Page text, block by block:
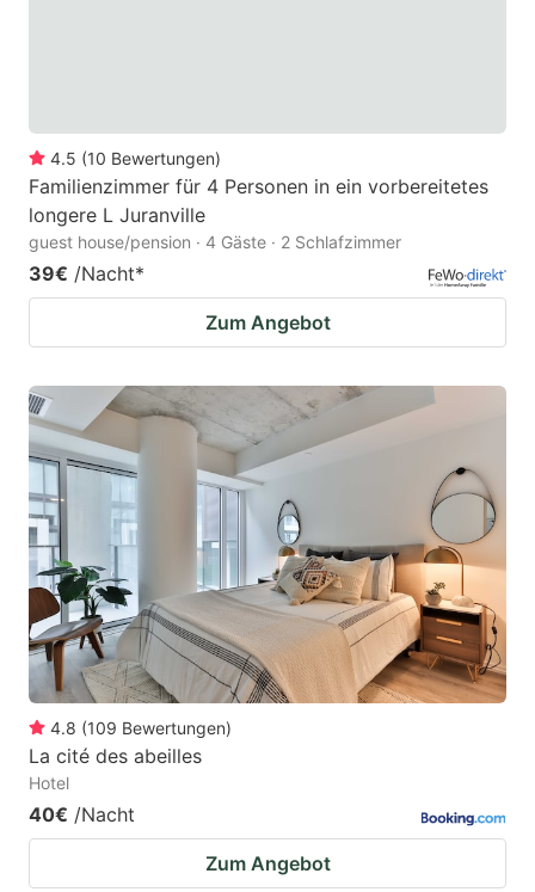
4.5 (10 Bewertungen)
Familienzimmer für 4 Personen in ein vorbereitetes
longere L Juranville
guest house/pension · 4 Gäste · 2 Schlafzimmer
39€ /Nacht*
Zum Angebot
4.8 (109 Bewertungen)
La cité des abeilles
Hotel
40€ /Nacht
Zum Angebot